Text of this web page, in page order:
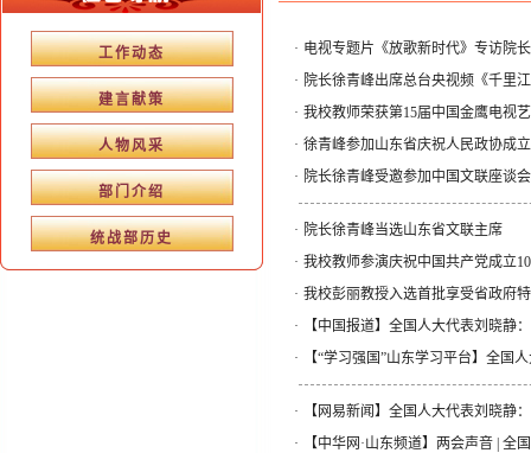
工作动态
建言献策
人物风采
部门介绍
统战部历史
· 电视专题片《放歌新时代》专访院
· 院长徐青峰出席总台央视频《千里
· 我校教师荣获第15届中国金鹰电视
· 徐青峰参加山东省庆祝人民政协成
· 院长徐青峰受邀参加中国文联座谈会
· 院长徐青峰当选山东省文联主席
· 我校教师参演庆祝中国共产党成立
· 我校彭丽教授入选首批享受省政府
·
【中国报道】全国人大代表刘晓静
·
【“学习强国”山东学习平台】全国
·
【网易新闻】全国人大代表刘晓静
·
【中华网·山东频道】两会声音 |